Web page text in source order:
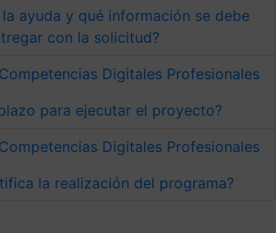
ayuda y qué información se debe
con la solicitud?
Digitales Profesionales
para ejecutar el proyecto?
Digitales Profesionales
la realización del programa?